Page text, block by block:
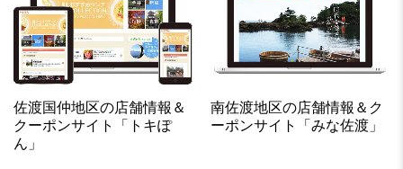
佐渡国仲地区の店舗情報＆
クーポンサイト「トキぽ
ん」
南佐渡地区の店舗情報＆ク
ーポンサイト「みな佐渡」